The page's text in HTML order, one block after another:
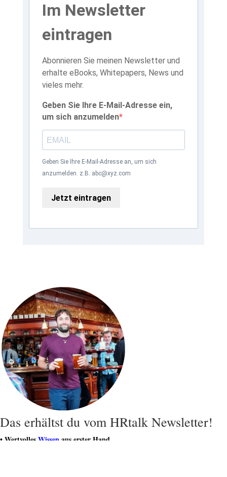
Im Newsletter
eintragen
Abonnieren Sie meinen Newsletter und
erhalte eBooks, Whitepapers, News und
vieles mehr.
Geben Sie Ihre E-Mail-Adresse ein,
um sich anzumelden
Geben Sie Ihre E-Mail-Adresse an, um sich
anzumelden. z.B. abc@xyz.com
Jetzt eintragen
Das erhältst du vom HRtalk Newsletter!
• WertvollesWissen aus erster Hand.